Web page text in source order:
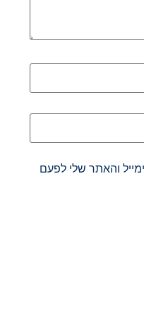
והאתר שלי לפעם